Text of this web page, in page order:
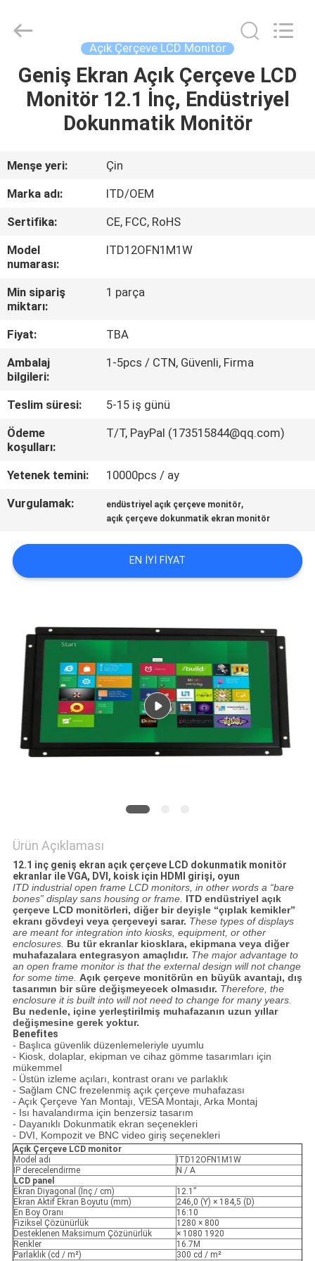
EV
ÜRÜN:%
VIDEOLAR
HAKKIMIZDA
TURU
KALITE
KONTROL
BIZE
ULAŞIN
BIR
TEKLIF
SITE
PRIVACY
POLICY
Equipment
Reserved.
Açık Çerçeve LCD Monitör
Geniş Ekran Açık Çerçeve LCD
Monitör 12.1 İnç, Endüstriyel
Dokunmatik Monitör
Menşe yeri:
Çin
Marka adı:
ITD/OEM
Sertifika:
CE, FCC, RoHS
Model
numarası:
ITD12OFN1M1W
Min sipariş
miktarı:
1 parça
Fiyat:
TBA
Ambalaj
bilgileri:
1-5pcs / CTN, Güvenli, Firma
Teslim süresi:
5-15 iş günü
Ödeme
koşulları:
T/T, PayPal (173515844@qq.com)
Yetenek temini:
10000pcs / ay
Vurgulamak:
endüstriyel açık çerçeve monitör,
açık çerçeve dokunmatik ekran monitör
EN IYI FIYAT
Ürün Açıklaması
12.1 inç geniş ekran açık çerçeve LCD dokunmatik monitör
ekranlar ile VGA, DVI, koisk için HDMI girişi, oyun
ITD industrial open frame LCD monitors, in other words a “bare
bones” display sans housing or frame. ITD endüstriyel açık
çerçeve LCD monitörleri, diğer bir deyişle “çıplak kemikler”
ekranı gövdeyi veya çerçeveyi sarar. These types of displays
are meant for integration into kiosks, equipment, or other
enclosures. Bu tür ekranlar kiosklara, ekipmana veya diğer
muhafazalara entegrasyon amaçlıdır. The major advantage to
an open frame monitor is that the external design will not change
for some time. Açık çerçeve monitörün en büyük avantajı, dış
tasarımın bir süre değişmeyecek olmasıdır. Therefore, the
enclosure it is built into will not need to change for many years.
Bu nedenle, içine yerleştirilmiş muhafazanın uzun yıllar
değişmesine gerek yoktur.
Benefites
- Başlıca güvenlik düzenlemeleriyle uyumlu
- Kiosk, dolaplar, ekipman ve cihaz gömme tasarımları için
mükemmel
- Üstün izleme açıları, kontrast oranı ve parlaklık
- Sağlam CNC frezelenmiş açık çerçeve muhafazası
- Açık Çerçeve Yan Montajı, VESA Montajı, Arka Montaj
- Isı havalandırma için benzersiz tasarım
- Dayanıklı Dokunmatik ekran seçenekleri
- DVI, Kompozit ve BNC video giriş seçenekleri
Açık Çerçeve LCDmonitor
Model adı
ITD12OFN1M1W
IP derecelendirme
N / A
LCD panel
Ekran Diyagonal (İnç / cm)
12.1”
Ekran Aktif Ekran Boyutu (mm)
246,0 (Y) × 184,5 (D)
En Boy Oranı
16:10
Fiziksel Çözünürlük
1280 × 800
Desteklenen Maksimum Çözünürlük
× 1080 1920
Renkler
16.7M
Parlaklık (cd / m²)
300 cd / m²